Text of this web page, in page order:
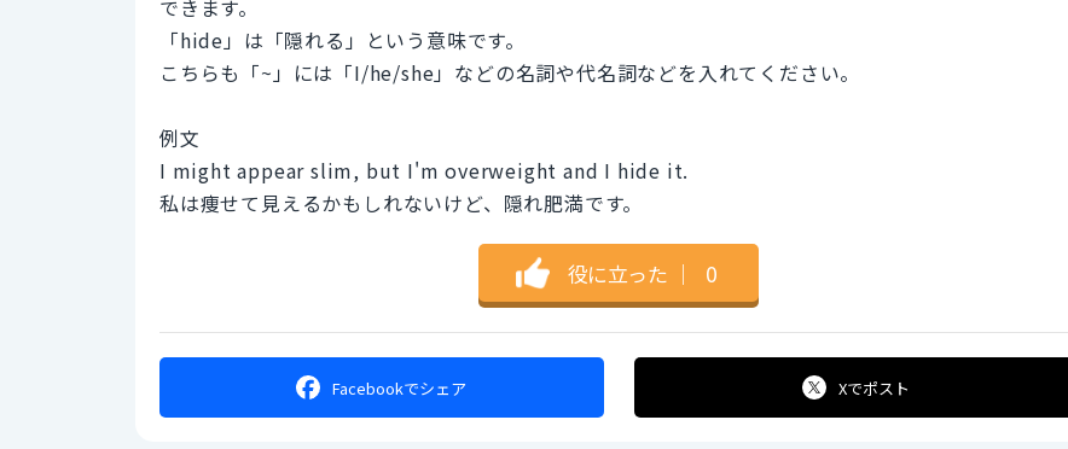
できます。
「hide」は「隠れる」という意味です。
こちらも「~」には「I/he/she」などの名詞や代名詞などを入れてください。
例文
I might appear slim, but I'm overweight and I hide it.
私は痩せて見えるかもしれないけど、隠れ肥満です。
役に立った ｜ 0
Facebookでシェア Xでポスト